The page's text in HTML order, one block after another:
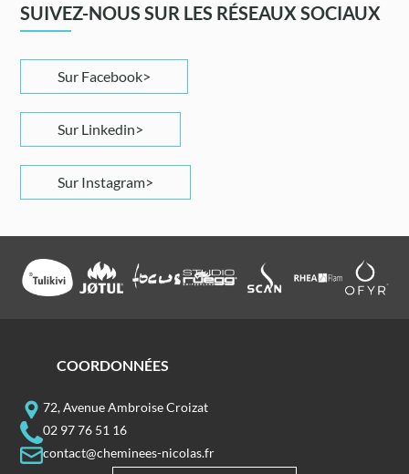
SUIVEZ-NOUS SUR LES RÉSEAUX SOCIAUX
Sur Facebook
Sur Linkedin
Sur Instagram
COORDONNÉES
72, Avenue Ambroise Croizat
02 97 76 51 16
contact@cheminees-nicolas.fr